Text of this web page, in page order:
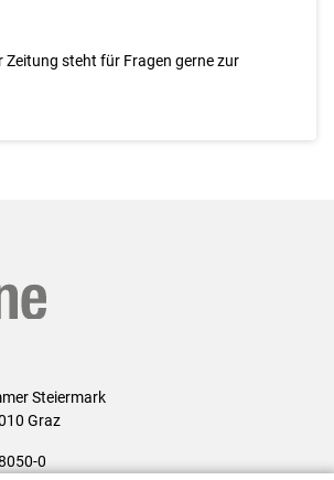
Zeitung steht für Fragen gerne zur
Steiermark
Graz
0